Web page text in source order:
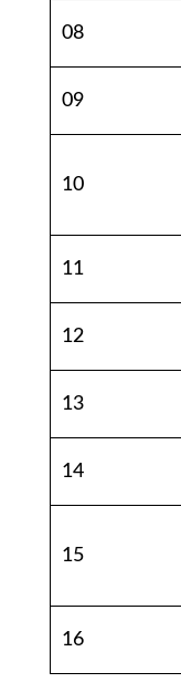
08
09
10
11
12
13
14
15
16